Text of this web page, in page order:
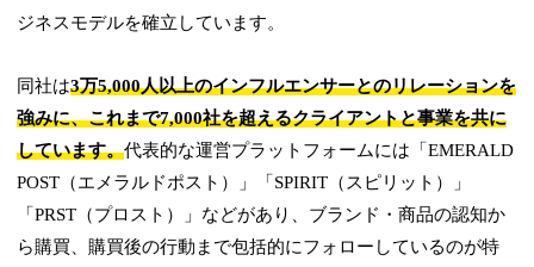
ジネスモデルを確立しています。
同社は3万5,000人以上のインフルエンサーとのリレーションを
強みに、これまで7,000社を超えるクライアントと事業を共に
しています。代表的な運営プラットフォームには「EMERALD
POST（エメラルドポスト）」「SPIRIT（スピリット）」
「PRST（プロスト）」などがあり、ブランド・商品の認知か
ら購買、購買後の行動まで包括的にフォローしているのが特